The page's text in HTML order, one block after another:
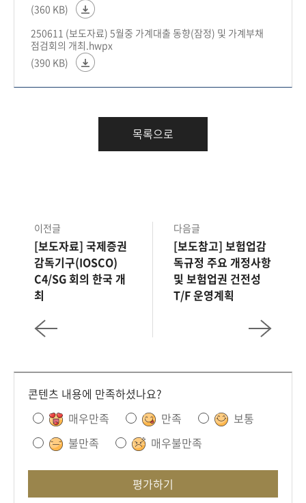
(360 KB)
250611 (보도자료) 5월중 가계대출 동향(잠정) 및 가계부채
점검회의 개최.hwpx
(390 KB)
목록으로
이전글
[보도자료] 국제증권
감독기구(IOSCO)
C4/SG 회의 한국 개
최
다음글
[보도참고] 보험업감
독규정 주요 개정사항
및 보험업권 건전성
T/F 운영계획
콘텐츠 내용에 만족하셨나요?
매우만족
만족
보통
불만족
매우불만족
평가하기